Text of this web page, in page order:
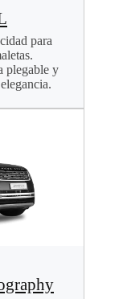
para
plegable y